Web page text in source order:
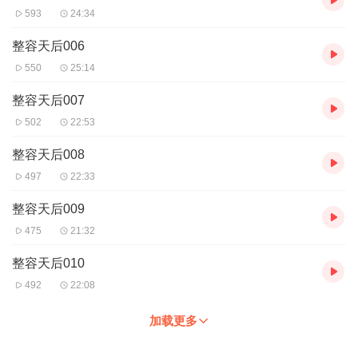
593 24:34
整容天后006
550 25:14
整容天后007
502 22:53
整容天后008
497 22:33
整容天后009
475 21:32
整容天后010
492 22:08
加载更多